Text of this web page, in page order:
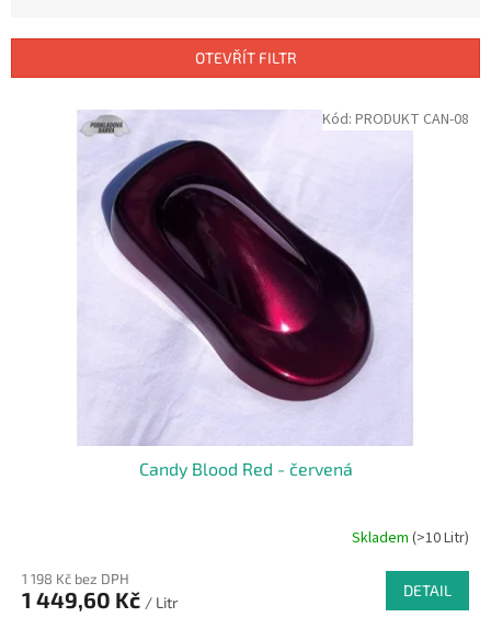
í
OTEVŘÍT FILTR
Candy Blood Red - červená
Skladem (>10 Litr)
1 198 Kč bez DPH
1 449,60 Kč / Litr
DETAIL
Kód: PRODUKT CAN-08